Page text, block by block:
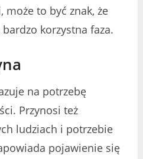
może to być znak, że
korzystna faza.
na potrzebę
Przynosi też
ludziach i potrzebie
pojawienie się